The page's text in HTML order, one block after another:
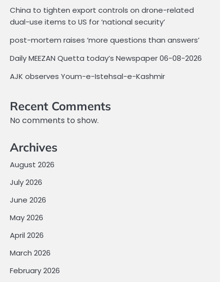
China to tighten export controls on drone-related
dual-use items to US for ‘national security’
post-mortem raises ‘more questions than answers’
Daily MEEZAN Quetta today’s Newspaper 06-08-2026
AJK observes Youm-e-Istehsal-e-Kashmir
Recent Comments
No comments to show.
Archives
August 2026
July 2026
June 2026
May 2026
April 2026
March 2026
February 2026